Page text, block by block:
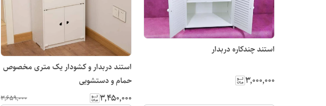
استند چندکاره دربدار
۳٬۰۰۰٬۰۰۰
استند دربدار و کشودار یک متری مخصوص
حمام و دستشویی
۳٬۴۵۰٬۰۰۰ ۳٬۶۵۹٬۰۰۰